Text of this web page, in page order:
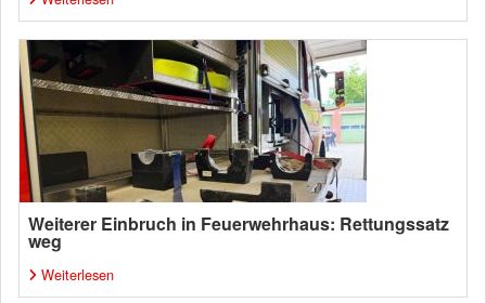
Weiterer Einbruch in Feuerwehrhaus: Rettungssatz
weg
Weiterlesen